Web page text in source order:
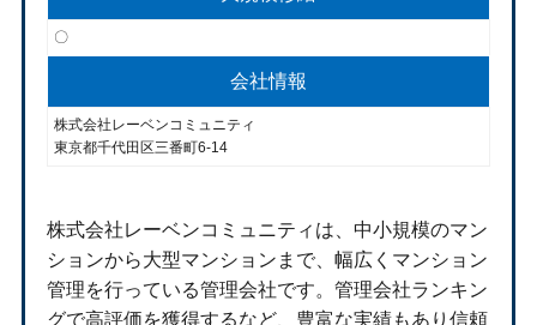
〇
会社情報
株式会社レーベンコミュニティ
東京都千代田区三番町6-14
株式会社レーベンコミュニティは、中小規模のマン
ションから大型マンションまで、幅広くマンション
管理を行っている管理会社です。管理会社ランキン
グで高評価を獲得するなど、豊富な実績もあり信頼